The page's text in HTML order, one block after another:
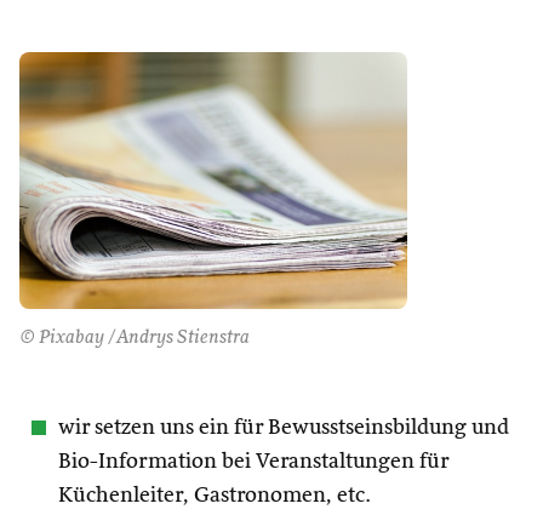
© Pixabay /Andrys Stienstra
wir setzen uns ein für Bewusstseinsbildung und
Bio-Information bei Veranstaltungen für
Küchenleiter, Gastronomen, etc.